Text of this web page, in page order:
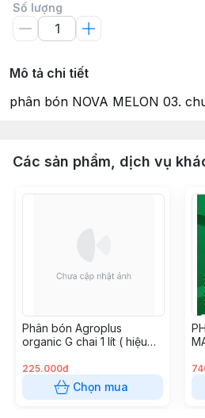
Số lượng
Mô tả chi tiết
phân bón NOVA MELON 03.
Các sản phẩm, dịch vụ
Phân bón Agroplus
organic G chai 1 lít ( hiệu
225.000đ
Chọn mua